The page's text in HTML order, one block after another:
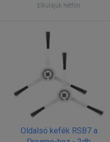
Elküldjük hétfőn
Oldalsó kefék RSB7 a